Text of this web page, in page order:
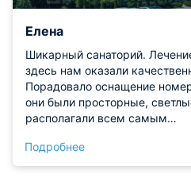
Елена
Шикарный санаторий.
здесь нам оказали
Порадовало оснащение
они были просторные,
располагали всем самым
удобной, постельное белье
свежей. Кормили вкусно и
Подробнее